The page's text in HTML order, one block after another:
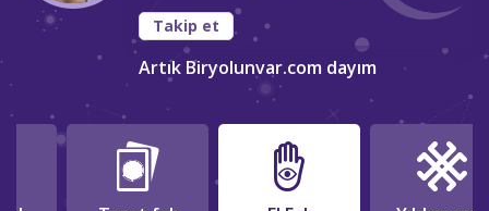
Takip et
Artık Biryolunvar.com dayım